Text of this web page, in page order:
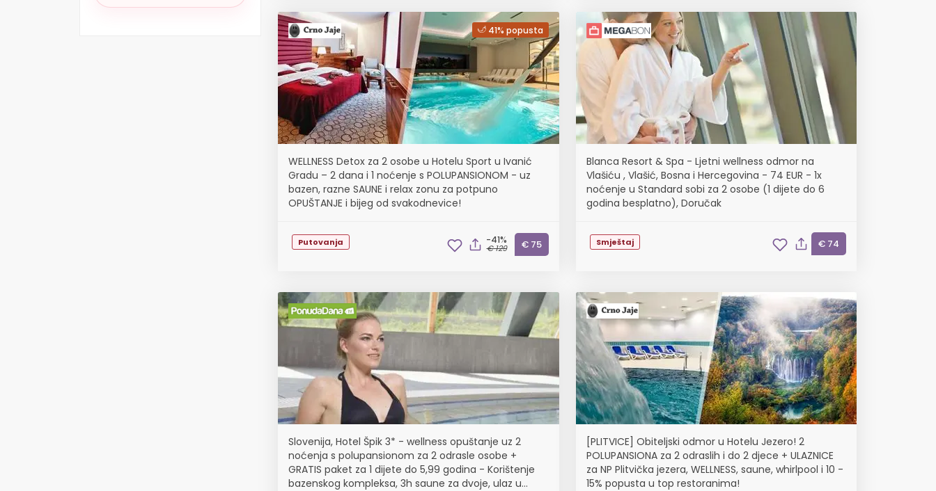
41% popusta
WELLNESS Detox za 2 osobe u Hotelu Sport u Ivanić
Gradu – 2 dana i 1 noćenje s POLUPANSIONOM - uz
bazen, razne SAUNE i relax zonu za potpuno
OPUŠTANJE i bijeg od svakodnevice!
Putovanja -41%
€ 129 € 75
Blanca Resort & Spa - Ljetni wellness odmor na
Vlašiću , Vlašić, Bosna i Hercegovina - 74 EUR - 1x
noćenje u Standard sobi za 2 osobe (1 dijete do 6
godina besplatno), Doručak
Smještaj € 74
Slovenija, Hotel Špik 3* - wellness opuštanje uz 2
noćenja s polupansionom za 2 odrasle osobe +
GRATIS paket za 1 dijete do 5,99 godina - Korištenje
bazenskog kompleksa, 3h saune za dvoje, ulaz u
[PLITVICE] Obiteljski odmor u Hotelu Jezero! 2
POLUPANSIONA za 2 odraslih i do 2 djece + ULAZNICE
za NP Plitvička jezera, WELLNESS, saune, whirlpool i 10 -
15% popusta u top restoranima!